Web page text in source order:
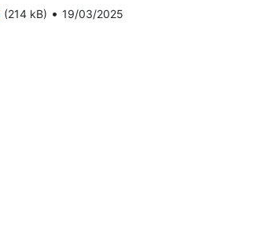
(214 kB) • 19/03/2025